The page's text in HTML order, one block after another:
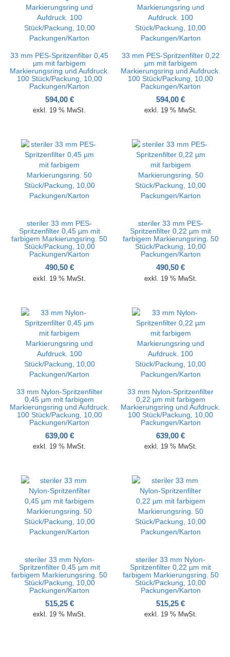
33 mm PES-Spritzenfilter 0,45
µm mit farbigem
Markierungsring und Aufdruck.
100 Stück/Packung, 10,00
Packungen/Karton
594,00 €
exkl. 19 % MwSt.
33 mm PES-Spritzenfilter 0,22
µm mit farbigem
Markierungsring und Aufdruck.
100 Stück/Packung, 10,00
Packungen/Karton
594,00€
exkl. 19 % MwSt.
steriler 33 mm PES-
Spritzenfilter 0,45 µm mit
farbigem Markierungsring. 50
Stück/Packung, 10,00
Packungen/Karton
490,50 €
exkl. 19 % MwSt.
steriler 33 mm PES-
Spritzenfilter 0,22 µm mit
farbigem Markierungsring. 50
Stück/Packung, 10,00
Packungen/Karton
490,50€
exkl. 19 % MwSt.
33 mm Nylon-Spritzenfilter
0,45 µm mit farbigem
Markierungsring und Aufdruck.
100 Stück/Packung, 10,00
Packungen/Karton
639,00 €
exkl. 19 % MwSt.
33 mm Nylon-Spritzenfilter
0,22 µm mit farbigem
Markierungsring und Aufdruck.
100 Stück/Packung, 10,00
Packungen/Karton
639,00€
exkl. 19 % MwSt.
steriler 33 mm Nylon-
Spritzenfilter 0,45 µm mit
farbigem Markierungsring. 50
Stück/Packung, 10,00
Packungen/Karton
515,25 €
exkl. 19 % MwSt.
steriler 33 mm Nylon-
Spritzenfilter 0,22 µm mit
farbigem Markierungsring. 50
Stück/Packung, 10,00
Packungen/Karton
515,25€
exkl. 19 % MwSt.